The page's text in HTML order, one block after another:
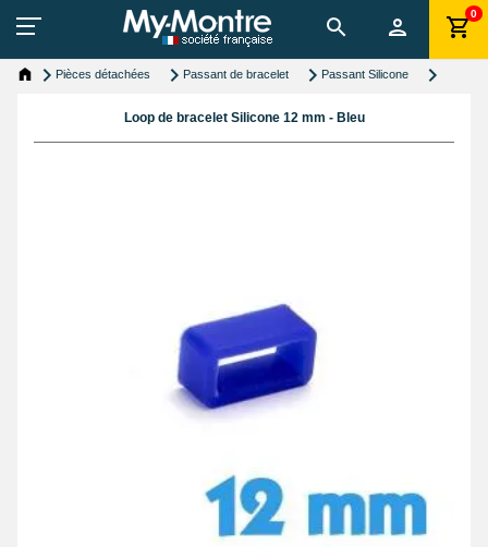
0
Pièces détachées Passant de bracelet Passant Silicone
Loop de bracelet Silicone 12 mm - Bleu